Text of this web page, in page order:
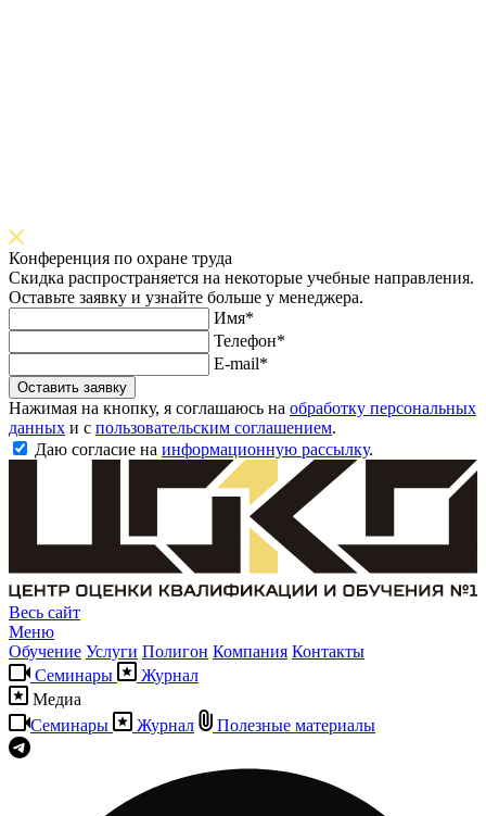
Конференция по охране труда
Скидка распространяется на некоторые учебные направления.
Оставьте заявку и узнайте больше у менеджера.
Имя*
Телефон*
E-mail*
Оставить заявку
Нажимая на кнопку, я соглашаюсь на обработку персональных
данных и с пользовательским соглашением.
Даю согласие на информационную рассылку.
Весь сайт
Меню
Обучение Услуги Полигон Компания Контакты
Семинары
Журнал
Медиа
Семинары
Журнал Полезные материалы